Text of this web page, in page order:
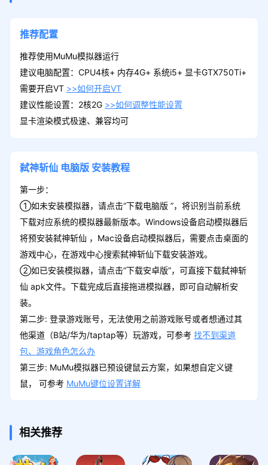
推荐配置
推荐使用MuMu模拟器运行
建议电脑配置：CPU4核+ 内存4G+ 系统i5+ 显卡GTX750Ti+
需要开启VT >>如何开启VT
建议性能设置：2核2G >>如何调整性能设置
显卡渲染模式极速、兼容均可
弑神斩仙 电脑版 安装教程
第一步：
①如未安装模拟器，请点击“下载电脑版 ”，将识别当前系统
下载对应系统的模拟器最新版本。Windows设备启动模拟器后
将预安装弑神斩仙 ，Mac设备启动模拟器后，需要点击桌面的
游戏中心，在游戏中心搜索弑神斩仙下载安装游戏。
②如已安装模拟器，请点击“下载安卓版”，可直接下载弑神斩
仙 apk文件。下载完成后直接拖进模拟器，即可自动解析安
装。
第二步: 登录游戏账号，无法使用之前游戏账号或者想通过其
他渠道（B站/华为/taptap等）玩游戏，可参考 找不到渠道
包、游戏角色怎么办
第三步: MuMu模拟器已预设键鼠云方案，如果想自定义键
鼠， 可参考 MuMu键位设置详解
相关推荐